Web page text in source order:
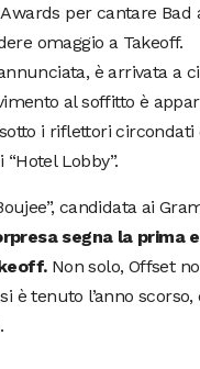
per cantare Bad
omaggio a Takeoff.
è arrivata a
al soffitto è
i riflettori
Lobby”.
candidata ai
segna la prima
Non solo, Offset
è tenuto l’anno